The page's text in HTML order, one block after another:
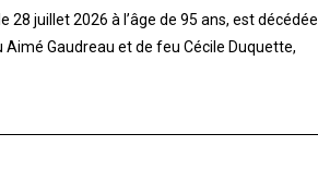
28 juillet 2026 à l’âge de 95 ans, est décédée
Gaudreau et de feu Cécile Duquette,